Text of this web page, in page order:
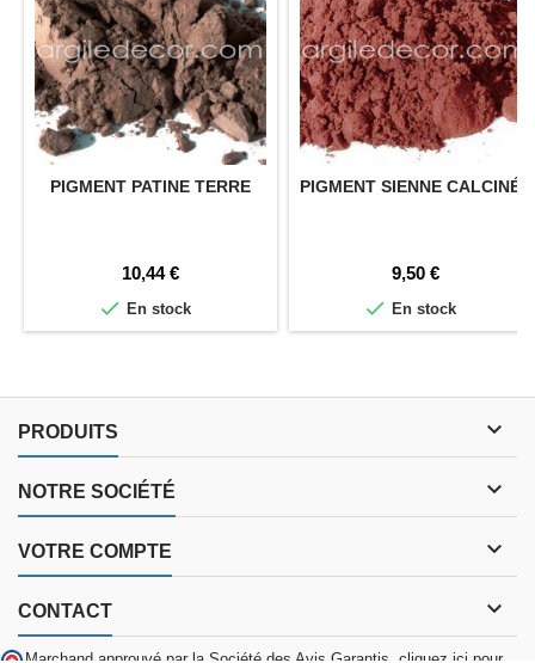
PIGMENT PATINE TERRE
Prix
10,44 €
 En stock
PIGMENT SIENNE CALCINÉE
Prix
9,50 €
 En stock
PRODUITS 
NOTRE SOCIÉTÉ 
VOTRE COMPTE 
CONTACT 
Marchand approuvé par la Société des Avis Garantis, cliquez ici pour